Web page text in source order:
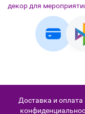
декор для
Доставка и оплата